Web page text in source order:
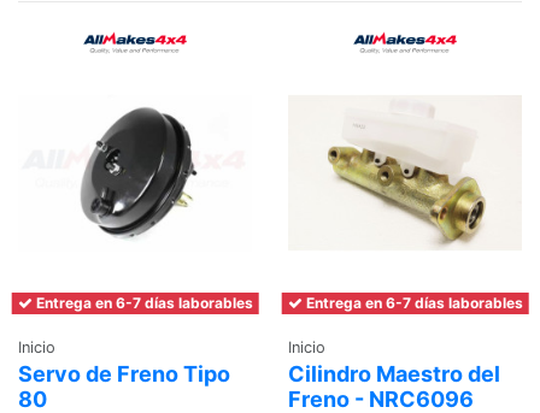
Entrega en 6-7 días laborables
Inicio
Servo de Freno Tipo
80
Entrega en 6-7 días laborables
Inicio
Cilindro Maestro del
Freno - NRC6096